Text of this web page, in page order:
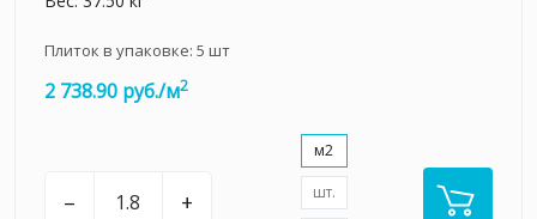
Плиток в упаковке: 5 шт
2 738.90 руб./м2
– +
м2
шт.